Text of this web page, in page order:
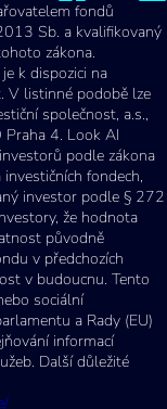
fondů
Sb. a kvalifikovaný
zákona.
k dispozici na
V listinné podobě lze
společnost, a.s.,
4. Look AI
podle zákona
fondech,
investor podle § 272
že hodnota
původně
v předchozích
v budoucnu. Tento
sociální
a Rady (EU)
informací
Další důležité